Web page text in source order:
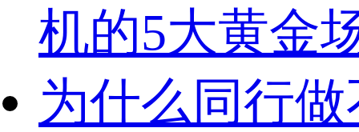
机的5大黄金
为什么同行